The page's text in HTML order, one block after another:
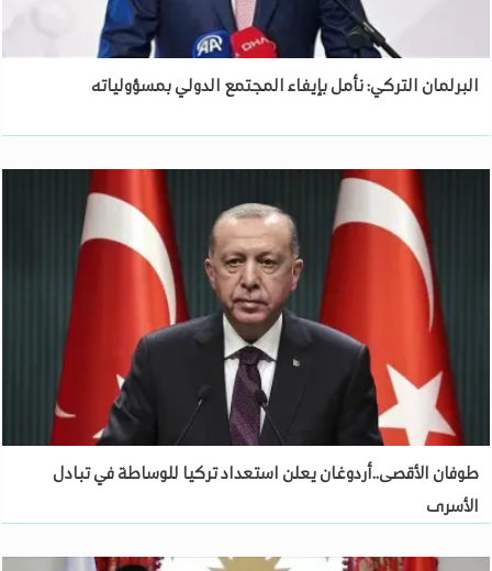
البرلمان التركي: نأمل بإيفاء المجتمع الدولي بمسؤولياته
طوفان الأقصى..أردوغان يعلن استعداد تركيا للوساطة في تبادل
الأسرى